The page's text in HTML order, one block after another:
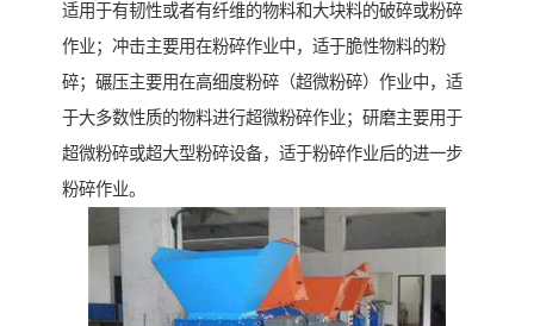
适用于有韧性或者有纤维的物料和大块料的破碎或粉碎
作业；冲击主要用在粉碎作业中，适于脆性物料的粉
碎；碾压主要用在高细度粉碎（超微粉碎）作业中，适
于大多数性质的物料进行超微粉碎作业；研磨主要用于
超微粉碎或超大型粉碎设备，适于粉碎作业后的进一步
粉碎作业。